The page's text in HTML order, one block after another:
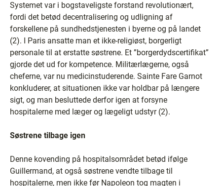
Systemet var i bogstaveligste forstand revolutionært,
fordi det betød decentralisering og udligning af
forskellene på sundhedstjenesten i byerne og på landet
(2). I Paris ansatte man et ikke-religiøst, borgerligt
personale til at erstatte søstrene. Et ”borgerdydscertifikat”
gjorde det ud for kompetence. Militærlægerne, også
cheferne, var nu medicinstuderende. Sainte Fare Garnot
konkluderer, at situationen ikke var holdbar på længere
sigt, og man besluttede derfor igen at forsyne
hospitalerne med læger og lægeligt udstyr (2).
Søstrene tilbage igen
Denne kovending på hospitalsområdet betød ifølge
Guillermand, at også søstrene vendte tilbage til
hospitalerne, men ikke før Napoleon tog magten i